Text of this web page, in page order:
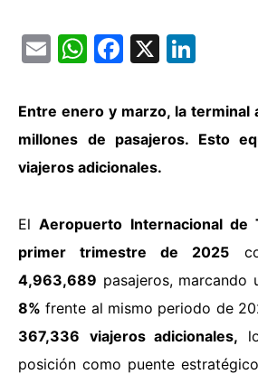
EmailWhatsApp
Facebook
X
Entre enero y marzo, la terminal
millones de pasajeros. Esto
viajeros adicionales.
ElAeropuerto Internacional de
primer trimestre de 2025
4,963,689 pasajeros, marcando
8% frente al mismo periodo de
367,336 viajeros adicionales,
posición como puente